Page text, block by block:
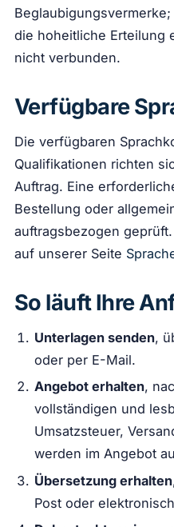
die hoheitliche Erteilung
nicht verbunden.
Verfügbare
Die verfügbaren
Qualifikationen richten
Auftrag. Eine
Bestellung oder
auftragsbezogen
auf unserer Seite
So läuft Ihre
Unterlagen senden,
oder per E-Mail.
Angebot erhalten,
vollständigen und
Umsatzsteuer,
werden im Angebot
Übersetzung erhalten
Post oder